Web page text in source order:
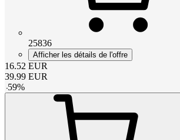
25836
Afficher les détails de l'offre
16.52 EUR
39.99 EUR
-59%